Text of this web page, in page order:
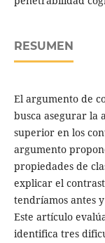
RESUMEN
El argumento de
busca asegurar la
superior en los
argumento
propiedades de
explicar el
tendríamos antes
Este artículo
identifica tres